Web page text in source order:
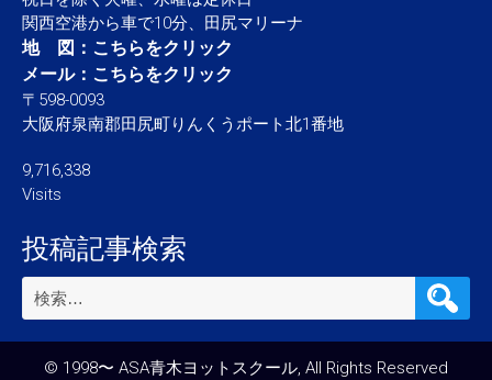
関西空港から車で10分、田尻マリーナ
地 図： こちらをクリック
メール： こちらをクリック
〒598-0093
大阪府泉南郡田尻町りんくうポート北1番地
9,716,338
Visits
投稿記事検索
検
索:
© 1998〜 ASA青木ヨットスクール, All Rights Reserved